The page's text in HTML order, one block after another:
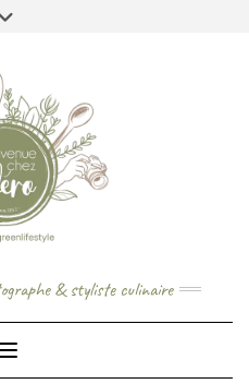
& styliste culinaire
Toggle Navigation